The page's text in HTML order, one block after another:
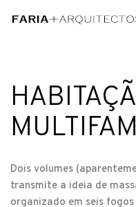
Dois volumes
transmite a ideia de
organizado em seis